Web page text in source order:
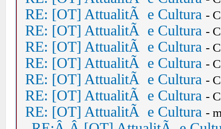
RE: [OT] AttualitÃ e Cultura -
RE: [OT] AttualitÃ e Cultura -
RE: [OT] AttualitÃ e Cultura -
RE: [OT] AttualitÃ e Cultura -
RE: [OT] AttualitÃ e Cultura -
RE: [OT] AttualitÃ e Cultura -
RE: [OT] AttualitÃ e Cultura -